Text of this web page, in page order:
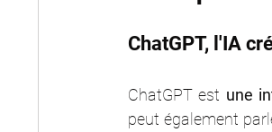
ChatGPT, l'IA
ChatGPT est une
peut également